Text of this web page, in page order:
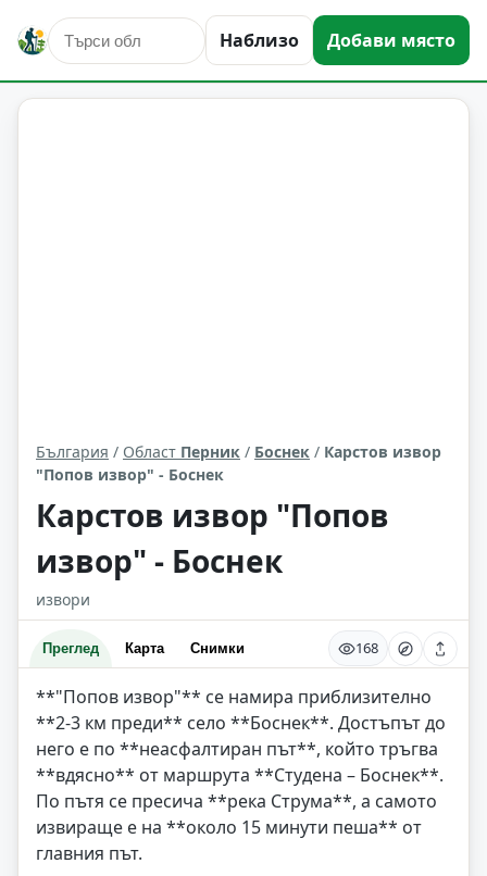
Наблизо Добави място
природни забележителности Боснек Област: Перник
България / Област Перник / Боснек / Карстов извор
"Попов извор" - Боснек
Карстов извор "Попов
извор" - Боснек
извори
Преглед Карта Снимки 168
**"Попов извор"** се намира приблизително
**2-3 км преди** село **Боснек**. Достъпът до
него е по **неасфалтиран път**, който тръгва
**вдясно** от маршрута **Студена – Боснек**.
По пътя се пресича **река Струма**, а самото
извираще е на **около 15 минути пеша** от
главния път.